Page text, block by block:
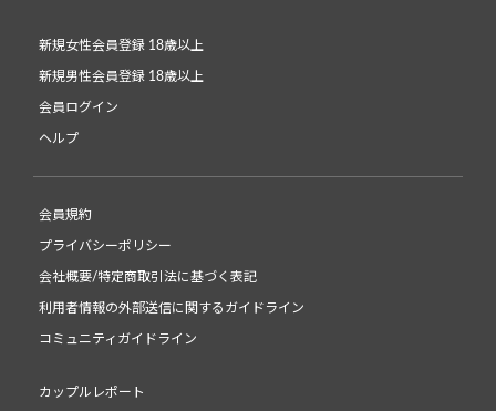
新規女性会員登録 18歳以上
新規男性会員登録 18歳以上
会員ログイン
ヘルプ
会員規約
プライバシーポリシー
会社概要/特定商取引法に基づく表記
利用者情報の外部送信に関するガイドライン
コミュニティガイドライン
カップルレポート